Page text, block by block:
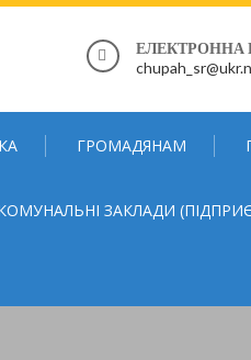
ЕЛЕКТРОННА
ГРОМАДЯНАМ
ЗАКЛАДИ